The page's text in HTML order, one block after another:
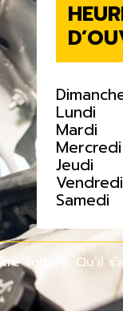
Lundi
Mardi
Mercredi
Jeudi
Vendredi
Samedi
voiture. Qu’il